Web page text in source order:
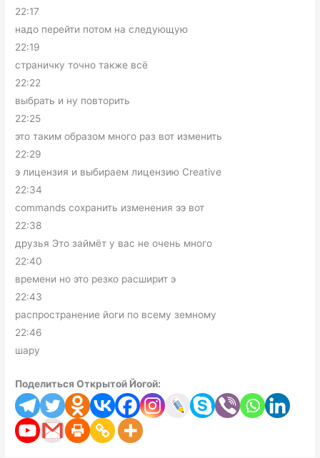
22:17
надо перейти потом на следующую
22:19
страничку точно также всё
22:22
выбрать и ну повторить
22:25
это таким образом много раз вот изменить
22:29
э лицензия и выбираем лицензию Creative
22:34
commands сохранить изменения ээ вот
22:38
друзья Это займёт у вас не очень много
22:40
времени но это резко расширит э
22:43
распространение йоги по всему земному
22:46
шару
Поделиться Открытой Йогой: